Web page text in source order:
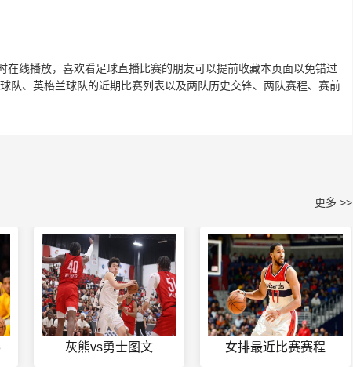
线播放，喜欢看足球直播比赛的朋友可以提前收藏本页面以免错过
队、英格兰球队的近期比赛列表以及两队历史交锋、两队赛程、赛前
更多 >>
灰熊vs勇士图文 女排最近比赛赛程